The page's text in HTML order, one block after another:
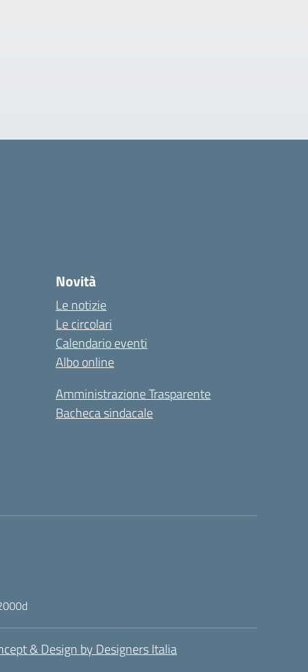
Novità
Le notizie
Le circolari
Calendario eventi
Albo online
Amministrazione Trasparente
Bacheca sindacale
& Design by Designers Italia